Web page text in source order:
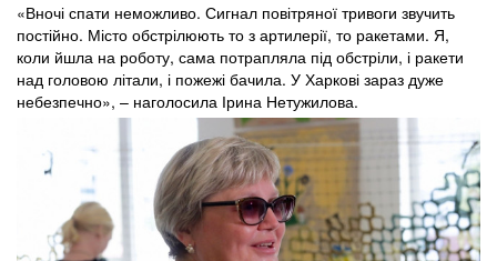
«Вночі спати неможливо. Сигнал повітряної тривоги звучить
постійно. Місто обстрілюють то з артилерії, то ракетами. Я,
коли йшла на роботу, сама потрапляла під обстріли, і ракети
над головою літали, і пожежі бачила. У Харкові зараз дуже
небезпечно», – наголосила Ірина Нетужилова.